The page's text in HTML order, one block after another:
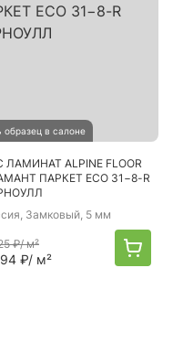
образец в салоне
ЛАМИНАТ ALPINE FLOOR
ПАРКЕТ ECO 31−8-R
, Замковый, 5 мм
₽/ м²
₽/ м²